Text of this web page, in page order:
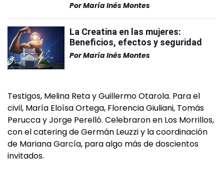
PorMaría Inés Montes
La Creatina en las mujeres:
Beneficios, efectos y seguridad
PorMaría Inés Montes
Testigos, Melina Reta y Guillermo Otarola. Para el
civil, María Eloísa Ortega, Florencia Giuliani, Tomás
Perucca y Jorge Perelló. Celebraron en Los Morrillos,
con el catering de Germán Leuzzi y la coordinación
de Mariana García, para algo más de doscientos
invitados.